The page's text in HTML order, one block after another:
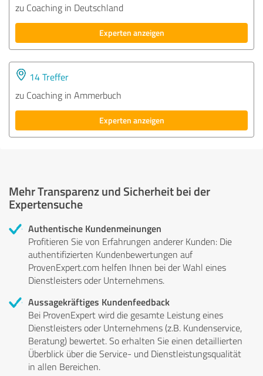
zu Coaching in Deutschland
Experten anzeigen
14 Treffer
zu Coaching in Ammerbuch
Experten anzeigen
Mehr Transparenz und Sicherheit bei der
Expertensuche
Authentische Kundenmeinungen
Profitieren Sie von Erfahrungen anderer Kunden: Die
authentifizierten Kundenbewertungen auf
ProvenExpert.com helfen Ihnen bei der Wahl eines
Dienstleisters oder Unternehmens.
Aussagekräftiges Kundenfeedback
Bei ProvenExpert wird die gesamte Leistung eines
Dienstleisters oder Unternehmens (z.B. Kundenservice,
Beratung) bewertet. So erhalten Sie einen detaillierten
Überblick über die Service- und Dienstleistungsqualität
in allen Bereichen.